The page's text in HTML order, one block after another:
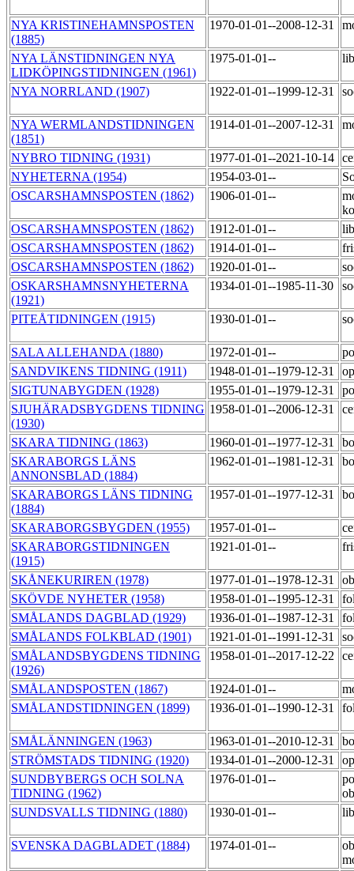
NYA KRISTINEHAMNSPOSTEN
(1885)
1970-01-01--2008-12-31
NYA LÄNSTIDNINGEN NYA
LIDKÖPINGSTIDNINGEN (1961)
1975-01-01--
NYA NORRLAND (1907) 1922-01-01--1999-12-31
NYA WERMLANDSTIDNINGEN
(1851)
1914-01-01--2007-12-31
NYBRO TIDNING (1931) 1977-01-01--2021-10-14
NYHETERNA (1954)
1954-03-01--
OSCARSHAMNSPOSTEN (1862)
1906-01-01--
OSCARSHAMNSPOSTEN (1862)
1912-01-01--
OSCARSHAMNSPOSTEN (1862)
1914-01-01--
OSCARSHAMNSPOSTEN (1862)
1920-01-01--
OSKARSHAMNSNYHETERNA
(1921)
1934-01-01--1985-11-30
PITEÅTIDNINGEN (1915) 1930-01-01--
SALA ALLEHANDA (1880) 1972-01-01--
SANDVIKENS TIDNING (1911)
1948-01-01--1979-12-31
SIGTUNABYGDEN (1928)
1955-01-01--1979-12-31
SJUHÄRADSBYGDENS TIDNING
(1930)
1958-01-01--2006-12-31
SKARA TIDNING (1863) 1960-01-01--1977-12-31
SKARABORGS LÄNS
ANNONSBLAD (1884)
1962-01-01--1981-12-31
SKARABORGS LÄNS TIDNING
(1884)
1957-01-01--1977-12-31
SKARABORGSBYGDEN (1955) 1957-01-01--
SKARABORGSTIDNINGEN
(1915)
1921-01-01--
SKÅNEKURIREN (1978) 1977-01-01--1978-12-31
SKÖVDE NYHETER (1958)
1958-01-01--1995-12-31
SMÅLANDS DAGBLAD (1929)
1936-01-01--1987-12-31
SMÅLANDS FOLKBLAD (1901)
1921-01-01--1991-12-31
SMÅLANDSBYGDENS TIDNING
(1926)
1958-01-01--2017-12-22
SMÅLANDSPOSTEN (1867) 1924-01-01--
SMÅLANDSTIDNINGEN (1899)
1936-01-01--1990-12-31
SMÅLÄNNINGEN (1963) 1963-01-01--2010-12-31
STRÖMSTADS TIDNING (1920)
1934-01-01--2000-12-31
SUNDBYBERGS OCH SOLNA
TIDNING (1962)
1976-01-01--
SUNDSVALLS TIDNING (1880)
1930-01-01--
SVENSKA DAGBLADET (1884) 1974-01-01--